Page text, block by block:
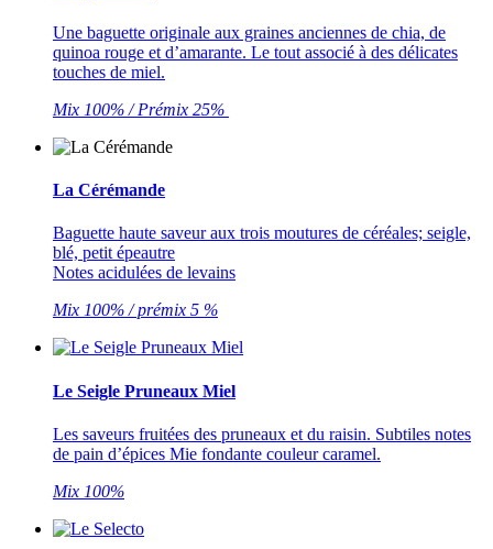
Une baguette originale aux graines anciennes de chia, de
quinoa rouge et d’amarante. Le tout associé à des délicates
touches de miel.
Mix 100% / Prémix 25%
La Cérémande
Baguette haute saveur aux trois moutures de céréales; seigle,
blé, petit épeautre
Notes acidulées de levains
Mix 100% / prémix 5 %
Le Seigle Pruneaux Miel
Les saveurs fruitées des pruneaux et du raisin. Subtiles notes
de pain d’épices Mie fondante couleur caramel.
Mix 100%